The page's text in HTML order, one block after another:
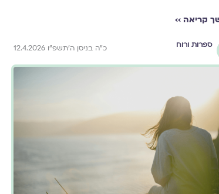
קריאה ››
ספרות ורוח כ״ה בניסן ה׳תשפ״ו 12.4.2026